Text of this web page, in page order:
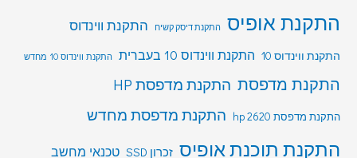
התקנת אופיס התקנת דיסק קשיח התקנת ווינדוס
התקנת ווינדוס 10 התקנת ווינדוס 10 בעברית התקנת ווינדוס 10 מחדש
התקנת מדפסת התקנת מדפסת HP
התקנת מדפסת hp 2620 התקנת מדפסת מחדש
התקנת תוכנת אופיס זכרון SSD טכנאי מחשב